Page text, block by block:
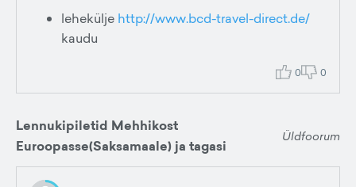
lehekülje http://www.bcd-travel-direct.de/
kaudu
0 0
Lennukipiletid Mehhikost
Euroopasse(Saksamaale) ja tagasi
Üldfoorum